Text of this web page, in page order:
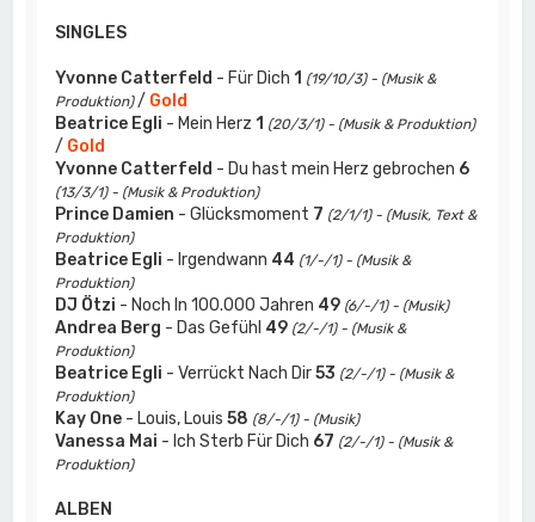
SINGLES
Yvonne Catterfeld - Für Dich 1 (19/10/3) - (Musik &
Produktion)/ Gold
Beatrice Egli - Mein Herz 1 (20/3/1) - (Musik & Produktion)
/ Gold
Yvonne Catterfeld - Du hast mein Herz gebrochen 6
(13/3/1) - (Musik & Produktion)
Prince Damien - Glücksmoment 7 (2/1/1) - (Musik, Text &
Produktion)
Beatrice Egli - Irgendwann 44 (1/-/1) - (Musik &
Produktion)
DJ Ötzi - Noch In 100.000 Jahren 49 (6/-/1) - (Musik)
Andrea Berg - Das Gefühl 49 (2/-/1) - (Musik &
Produktion)
Beatrice Egli - Verrückt Nach Dir53 (2/-/1) - (Musik &
Produktion)
Kay One - Louis, Louis58 (8/-/1) - (Musik)
Vanessa Mai - Ich Sterb Für Dich 67 (2/-/1) - (Musik &
Produktion)
ALBEN